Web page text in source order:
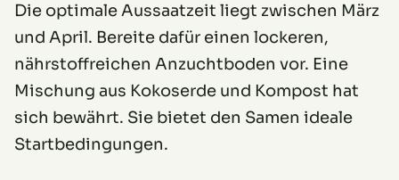
Die optimale Aussaatzeit liegt zwischen März
und April. Bereite dafür einen lockeren,
nährstoffreichen Anzuchtboden vor. Eine
Mischung aus Kokoserde und Kompost hat
sich bewährt. Sie bietet den Samen ideale
Startbedingungen.